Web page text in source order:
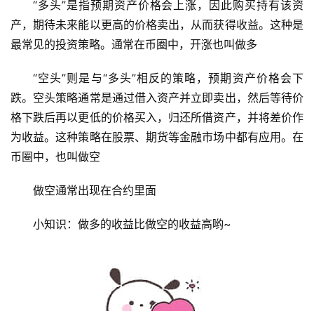
“多头”是指预期资产价格会上涨，因此购买持有该资
产，期待未来能以更高的价格卖出，从而获得收益。这种是
最常见的投资策略。通常在币圈中，开涨也叫做多
“空头”则是与“多头”相反的策略，预期资产价格会下
跌。 空头策略通常是通过借入资产并立即卖出，然后等待价
格下跌后再以更低的价格买入，归还所借资产，并将差价作
为收益。这种策略在股票、期货等金融市场中都有应用。在
币圈中，也叫做空
做空通常出现在合约里面
小知识：做多的收益比做空的收益高哟~